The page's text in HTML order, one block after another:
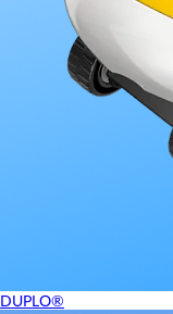
DUPLO®